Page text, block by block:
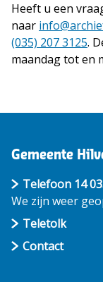
Heeft u een
naar
(035) 207 3125.
maandag tot en
Gemeente
Telefoon 14
We zijn weer
Teletolk
Contact